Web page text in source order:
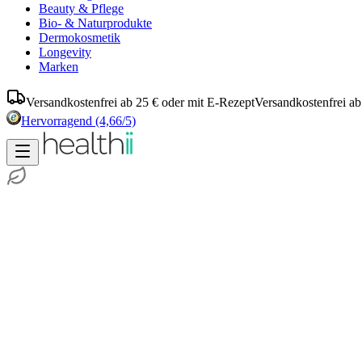
Beauty & Pflege
Bio- & Naturprodukte
Dermokosmetik
Longevity
Marken
Versandkostenfrei ab 25 € oder mit E-RezeptVersandkostenfrei
Hervorragend (4,66/5)